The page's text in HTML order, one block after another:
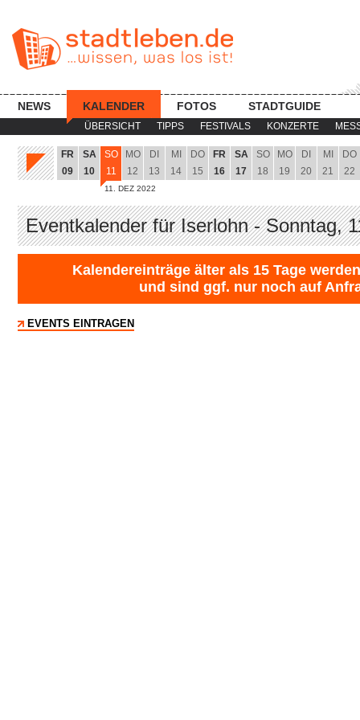
ÜBERSICHT TIPPS FESTIVALS KONZERTE
NEWS KALENDER FOTOS STADTGUIDE
FR
09
SA
10
SO
11
11. DEZ 2022
MO
12
DI
13
MI
14
DO
15
FR
16
SA
17
SO
18
MO
19
DI
20
MI
21
DO
22
Eventkalender für Iserlohn - Sonntag,
Kalendereinträge älter als 15 Tage
und sind ggf. nur noch auf
EVENTS EINTRAGEN